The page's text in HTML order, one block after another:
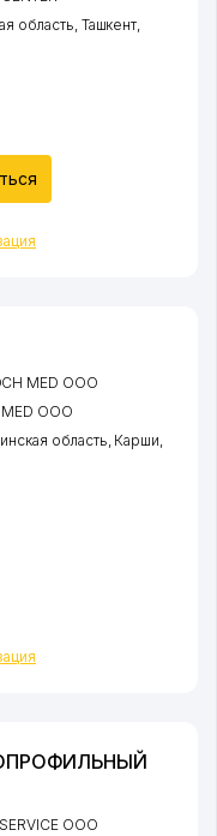
область Ташкент
MED ООО
MED ООО
область Карши
ООО